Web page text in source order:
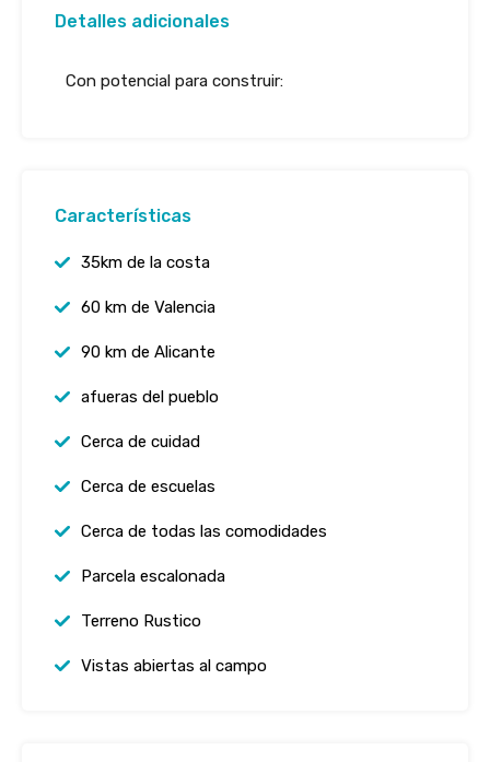
Detalles adicionales
Con potencial para construir:
Características
35km de la costa
60 km de Valencia
90 km de Alicante
afueras del pueblo
Cerca de cuidad
Cerca de escuelas
Cerca de todas las comodidades
Parcela escalonada
Terreno Rustico
Vistas abiertas al campo